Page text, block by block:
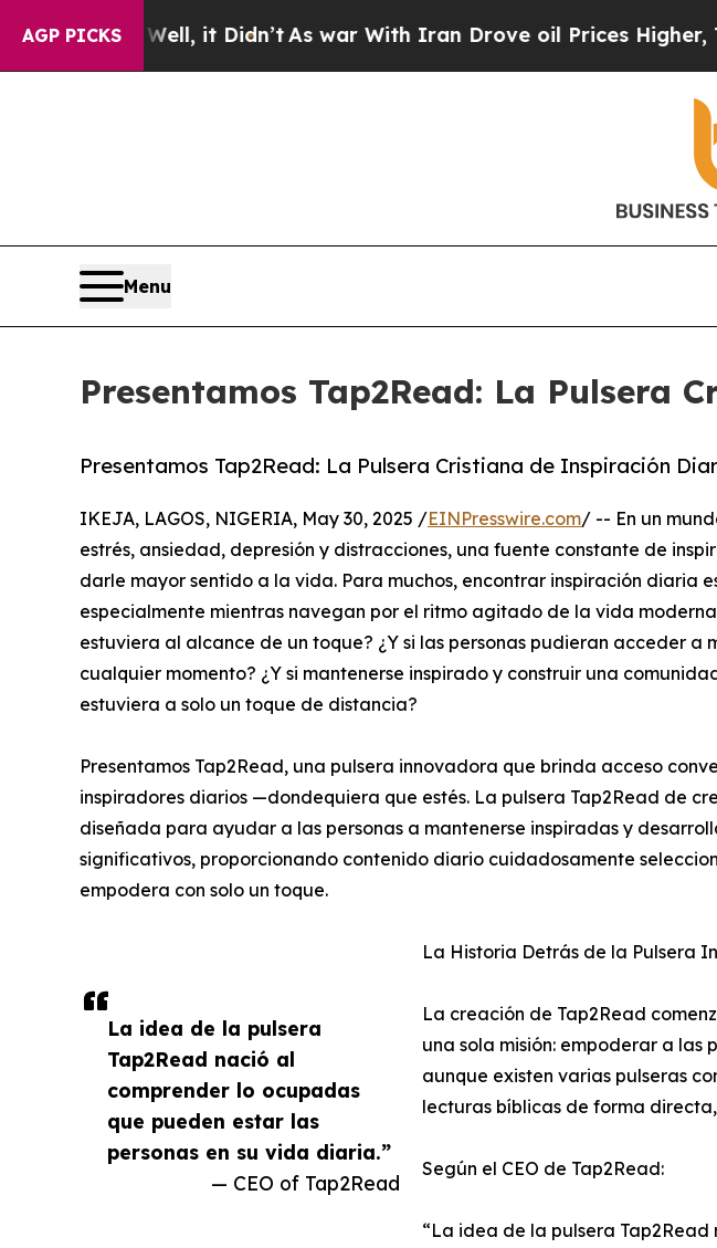
AGP PICKS
Well, it Didn’tAs war With Iran Drove oil Prices Higher, Trump
Menu
Presentamos Tap2Read: La Pulsera
Presentamos Tap2Read: La Pulsera Cristiana de Inspiración
La idea de la pulsera
Tap2Read nació al
comprender lo ocupadas
que pueden estar las
personas en su vida diaria.”
— CEO of Tap2Read
IKEJA, LAGOS, NIGERIA, May 30, 2025 /EINPresswire.com/ -- En un
estrés, ansiedad, depresión y distracciones, una fuente constante de
darle mayor sentido a la vida. Para muchos, encontrar inspiración diaria
especialmente mientras navegan por el ritmo agitado de la vida
estuviera al alcance de un toque? ¿Y si las personas pudieran acceder a
cualquier momento? ¿Y si mantenerse inspirado y construir una
estuviera a solo un toque de distancia?
Presentamos Tap2Read, una pulsera innovadora que brinda acceso
inspiradores diarios —dondequiera que estés. La pulsera Tap2Read de
diseñada para ayudar a las personas a mantenerse inspiradas y
significativos, proporcionando contenido diario cuidadosamente
empodera con solo un toque.
La Historia Detrás de la Pulsera
La creación de Tap2Read
una sola misión: empoderar a las
aunque existen varias pulseras
lecturas bíblicas de forma
Según el CEO de Tap2Read:
“La idea de la pulsera